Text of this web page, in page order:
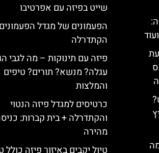
שייט בפיזה עם אפרטיבו
הפעמונים של מגדל
הקתדרלה
פיזה עם תינוקות – מה לגבי
עגלה? מנשא? תורים? טיפים
והמלצות
כרטיסים למגדל פיזה הנטוי
והקתדרלה + בית קברות:
מהירה
טיול יקבים באיזור פיזה כולל